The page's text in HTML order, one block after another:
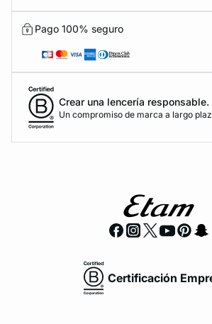
Pago 100% seguro
Crear una lencería responsable.
Un compromiso de marca a largo
Certificación